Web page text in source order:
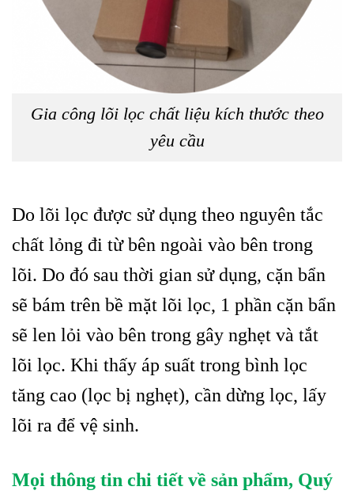
Gia công lõi lọc chất liệu kích thước theo
yêu cầu
Do lõi lọc được sử dụng theo nguyên tắc
chất lỏng đi từ bên ngoài vào bên trong
lõi. Do đó sau thời gian sử dụng, cặn bẩn
sẽ bám trên bề mặt lõi lọc, 1 phần cặn bẩn
sẽ len lỏi vào bên trong gây nghẹt và tắt
lõi lọc. Khi thấy áp suất trong bình lọc
tăng cao (lọc bị nghẹt), cần dừng lọc, lấy
lõi ra để vệ sinh.
Mọi thông tin chi tiết về sản phẩm, Quý